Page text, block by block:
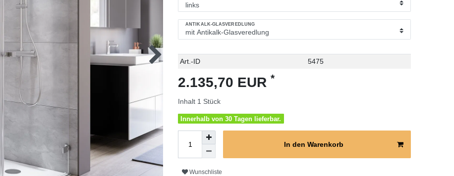
ANTIKALK-GLASVEREDLUNG
Technisches
Wert
Art.-ID 5475
2.135,70 EUR *
Inhalt 1 Stück
Innerhalb von 30 Tagen lieferbar.
In den Warenkorb
Wunschliste